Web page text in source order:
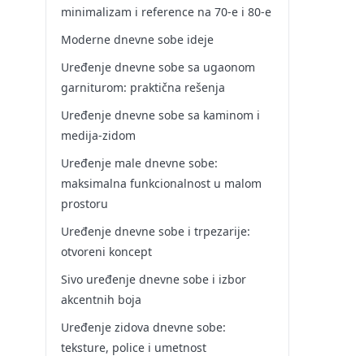
minimalizam i reference na 70-e i 80-e
Moderne dnevne sobe ideje
Uređenje dnevne sobe sa ugaonom
garniturom: praktična rešenja
Uređenje dnevne sobe sa kaminom i
medija-zidom
Uređenje male dnevne sobe:
maksimalna funkcionalnost u malom
prostoru
Uređenje dnevne sobe i trpezarije:
otvoreni koncept
Sivo uređenje dnevne sobe i izbor
akcentnih boja
Uređenje zidova dnevne sobe:
teksture, police i umetnost